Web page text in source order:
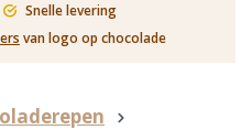
Snelle levering
van logo op chocolade